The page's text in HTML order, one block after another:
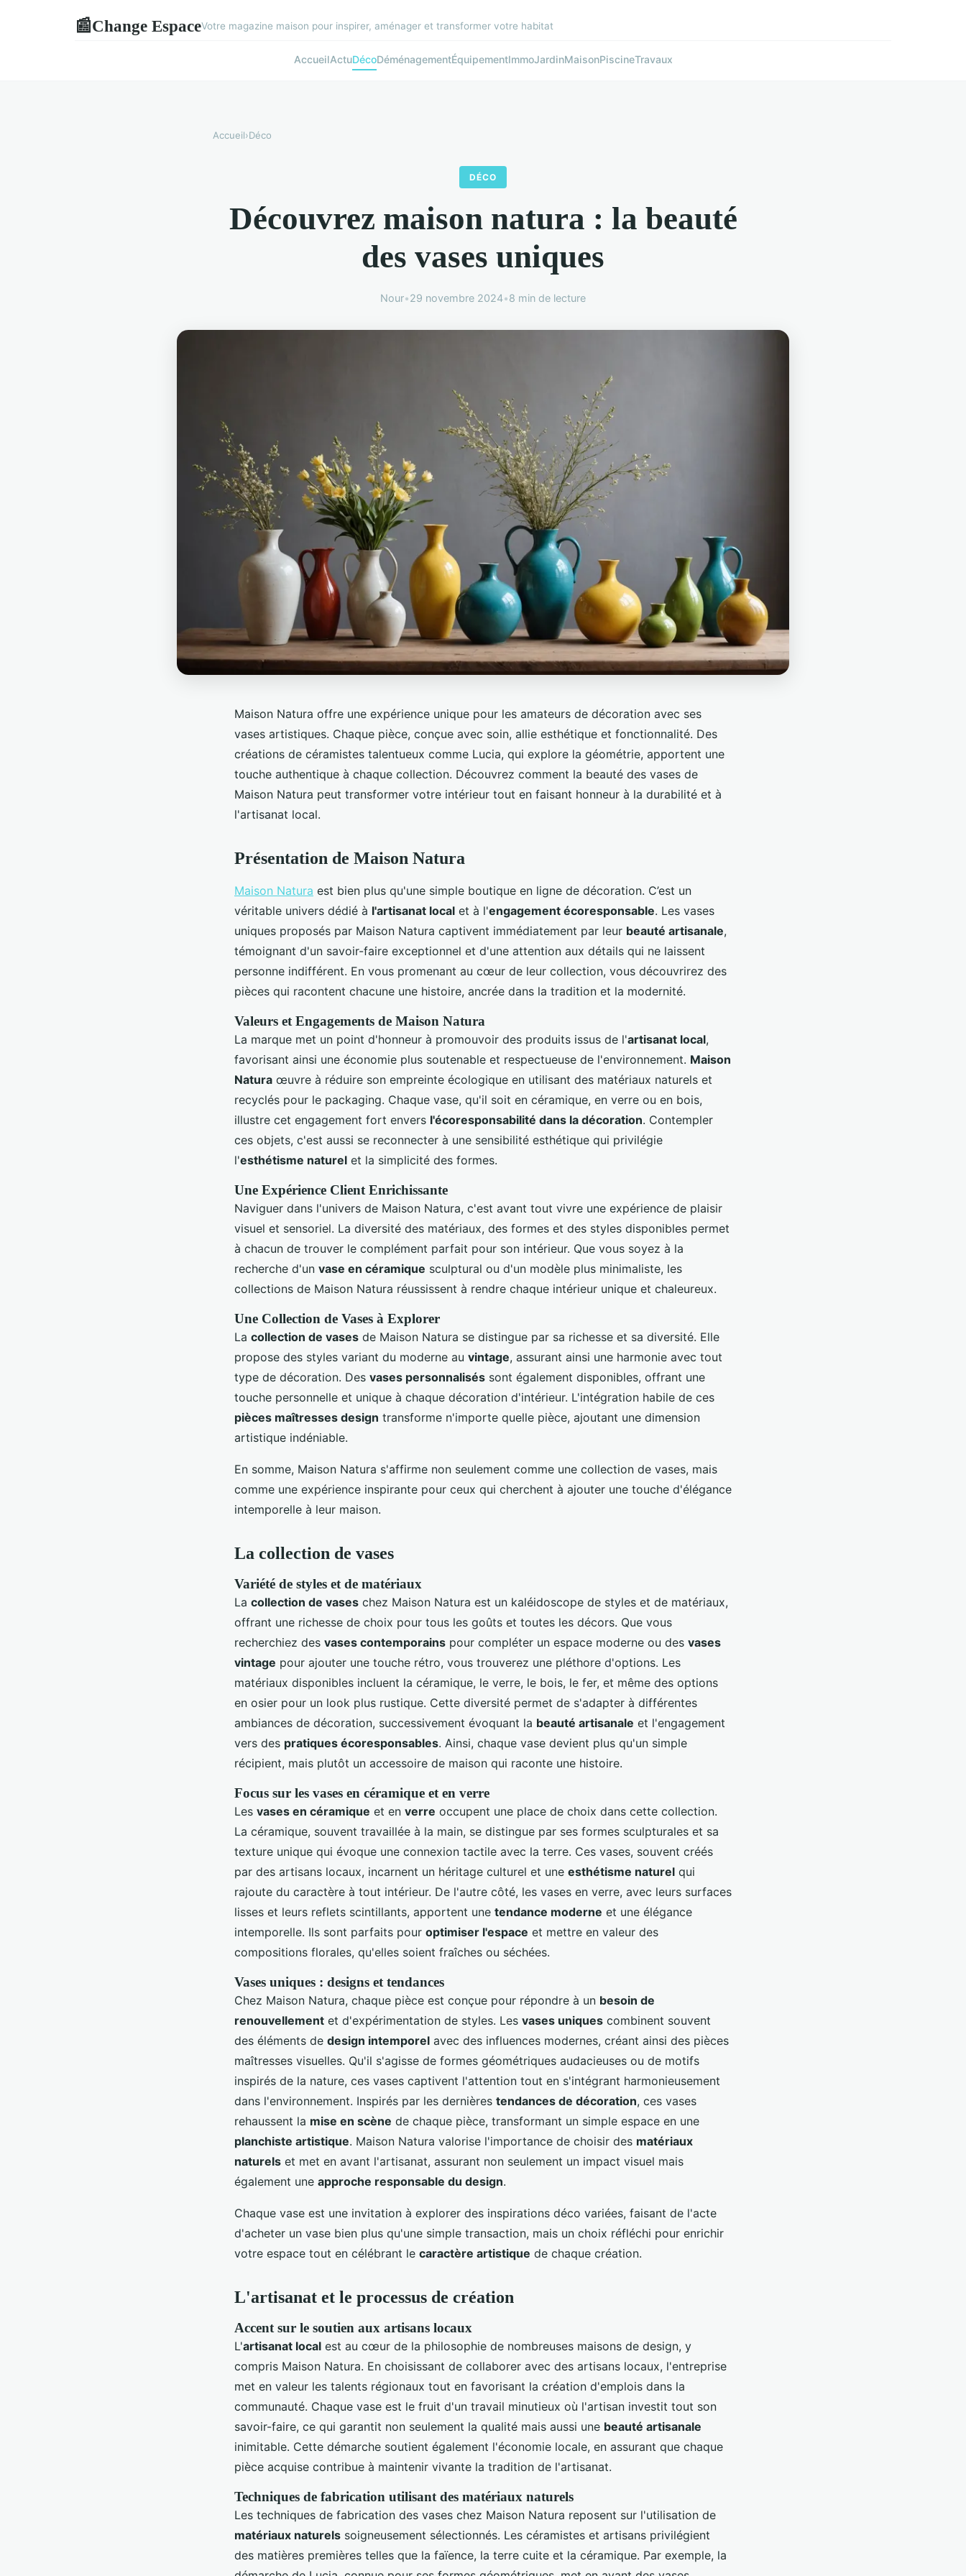
📰Change EspaceVotre magazine maison pour inspirer, aménager et transformer votre habitat
AccueilActuDécoDéménagementÉquipementImmoJardinMaisonPiscineTravaux
Accueil›Déco
DÉCO
Découvrez maison natura : la beauté
des vases uniques
Nour•29 novembre 2024•8 min de lecture
Maison Natura offre une expérience unique pour les amateurs de décoration avec ses
vases artistiques. Chaque pièce, conçue avec soin, allie esthétique et fonctionnalité. Des
créations de céramistes talentueux comme Lucia, qui explore la géométrie, apportent une
touche authentique à chaque collection. Découvrez comment la beauté des vases de
Maison Natura peut transformer votre intérieur tout en faisant honneur à la durabilité et à
l'artisanat local.
Présentation de Maison Natura
Maison Natura est bien plus qu'une simple boutique en ligne de décoration. C’est un
véritable univers dédié à l'artisanat local et à l'engagement écoresponsable. Les vases
uniques proposés par Maison Natura captivent immédiatement par leur beauté artisanale,
témoignant d'un savoir-faire exceptionnel et d'une attention aux détails qui ne laissent
personne indifférent. En vous promenant au cœur de leur collection, vous découvrirez des
pièces qui racontent chacune une histoire, ancrée dans la tradition et la modernité.
Valeurs et Engagements de Maison Natura
La marque met un point d'honneur à promouvoir des produits issus de l'artisanat local,
favorisant ainsi une économie plus soutenable et respectueuse de l'environnement. Maison
Natura œuvre à réduire son empreinte écologique en utilisant des matériaux naturels et
recyclés pour le packaging. Chaque vase, qu'il soit en céramique, en verre ou en bois,
illustre cet engagement fort envers l'écoresponsabilité dans la décoration. Contempler
ces objets, c'est aussi se reconnecter à une sensibilité esthétique qui privilégie
l'esthétisme naturel et la simplicité des formes.
Une Expérience Client Enrichissante
Naviguer dans l'univers de Maison Natura, c'est avant tout vivre une expérience de plaisir
visuel et sensoriel. La diversité des matériaux, des formes et des styles disponibles permet
à chacun de trouver le complément parfait pour son intérieur. Que vous soyez à la
recherche d'un vase en céramique sculptural ou d'un modèle plus minimaliste, les
collections de Maison Natura réussissent à rendre chaque intérieur unique et chaleureux.
Une Collection de Vases à Explorer
La collection de vases de Maison Natura se distingue par sa richesse et sa diversité. Elle
propose des styles variant du moderne au vintage, assurant ainsi une harmonie avec tout
type de décoration. Des vases personnalisés sont également disponibles, offrant une
touche personnelle et unique à chaque décoration d'intérieur. L'intégration habile de ces
pièces maîtresses design transforme n'importe quelle pièce, ajoutant une dimension
artistique indéniable.
En somme, Maison Natura s'affirme non seulement comme une collection de vases, mais
comme une expérience inspirante pour ceux qui cherchent à ajouter une touche d'élégance
intemporelle à leur maison.
La collection de vases
Variété de styles et de matériaux
La collection de vases chez Maison Natura est un kaléidoscope de styles et de matériaux,
offrant une richesse de choix pour tous les goûts et toutes les décors. Que vous
recherchiez des vases contemporains pour compléter un espace moderne ou des vases
vintage pour ajouter une touche rétro, vous trouverez une pléthore d'options. Les
matériaux disponibles incluent la céramique, le verre, le bois, le fer, et même des options
en osier pour un look plus rustique. Cette diversité permet de s'adapter à différentes
ambiances de décoration, successivement évoquant la beauté artisanale et l'engagement
vers des pratiques écoresponsables. Ainsi, chaque vase devient plus qu'un simple
récipient, mais plutôt un accessoire de maison qui raconte une histoire.
Focus sur les vases en céramique et en verre
Les vases en céramique et en verre occupent une place de choix dans cette collection.
La céramique, souvent travaillée à la main, se distingue par ses formes sculpturales et sa
texture unique qui évoque une connexion tactile avec la terre. Ces vases, souvent créés
par des artisans locaux, incarnent un héritage culturel et une esthétisme naturel qui
rajoute du caractère à tout intérieur. De l'autre côté, les vases en verre, avec leurs surfaces
lisses et leurs reflets scintillants, apportent une tendance moderne et une élégance
intemporelle. Ils sont parfaits pour optimiser l'espace et mettre en valeur des
compositions florales, qu'elles soient fraîches ou séchées.
Vases uniques : designs et tendances
Chez Maison Natura, chaque pièce est conçue pour répondre à un besoin de
renouvellement et d'expérimentation de styles. Les vases uniques combinent souvent
des éléments de design intemporel avec des influences modernes, créant ainsi des pièces
maîtresses visuelles. Qu'il s'agisse de formes géométriques audacieuses ou de motifs
inspirés de la nature, ces vases captivent l'attention tout en s'intégrant harmonieusement
dans l'environnement. Inspirés par les dernières tendances de décoration, ces vases
rehaussent la mise en scène de chaque pièce, transformant un simple espace en une
planchiste artistique. Maison Natura valorise l'importance de choisir des matériaux
naturels et met en avant l'artisanat, assurant non seulement un impact visuel mais
également une approche responsable du design.
Chaque vase est une invitation à explorer des inspirations déco variées, faisant de l'acte
d'acheter un vase bien plus qu'une simple transaction, mais un choix réfléchi pour enrichir
votre espace tout en célébrant le caractère artistique de chaque création.
L'artisanat et le processus de création
Accent sur le soutien aux artisans locaux
L'artisanat local est au cœur de la philosophie de nombreuses maisons de design, y
compris Maison Natura. En choisissant de collaborer avec des artisans locaux, l'entreprise
met en valeur les talents régionaux tout en favorisant la création d'emplois dans la
communauté. Chaque vase est le fruit d'un travail minutieux où l'artisan investit tout son
savoir-faire, ce qui garantit non seulement la qualité mais aussi une beauté artisanale
inimitable. Cette démarche soutient également l'économie locale, en assurant que chaque
pièce acquise contribue à maintenir vivante la tradition de l'artisanat.
Techniques de fabrication utilisant des matériaux naturels
Les techniques de fabrication des vases chez Maison Natura reposent sur l'utilisation de
matériaux naturels soigneusement sélectionnés. Les céramistes et artisans privilégient
des matières premières telles que la faïence, la terre cuite et la céramique. Par exemple, la